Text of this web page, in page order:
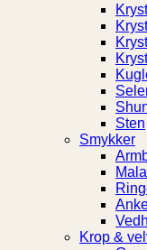
Sten
Smykker
Krop &